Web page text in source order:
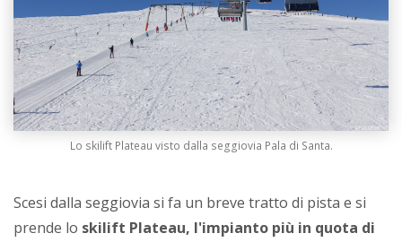
Lo skilift Plateau visto dalla seggiovia Pala di Santa.
Scesi dalla seggiovia si fa un breve tratto di pista e si
prende lo skilift Plateau, l'impianto più in quota di